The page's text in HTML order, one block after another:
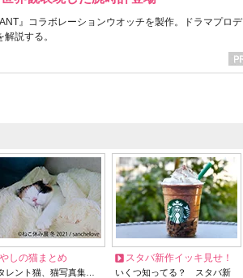
』コラボレーションウオッチを製作。ドラマプロデ
説する。
しの猫まとめ
レント猫、猫写真集…
スタバ新作イッキ見せ！
いくつ知ってる？ スタバ新